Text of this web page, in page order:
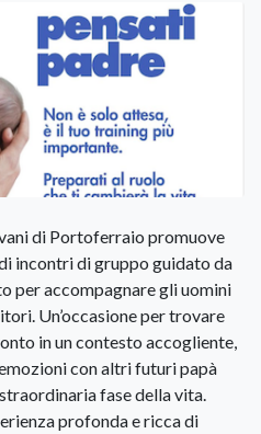
di Portoferraio promuove
incontri di gruppo guidato da
per accompagnare gli uomini
Un’occasione per trovare
in un contesto accogliente,
con altri futuri papà
fase della vita.
profonda e ricca di